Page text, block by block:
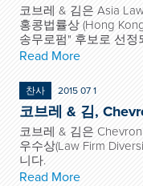
코브레 & 김은 Asia
홍콩법률상 (Hong
송무로펌" 후보로 선정
Read More
찬사 2015 07 1
코브레 & 김,
코브레 & 김은
우수상(Law Firm
니다.
Read More